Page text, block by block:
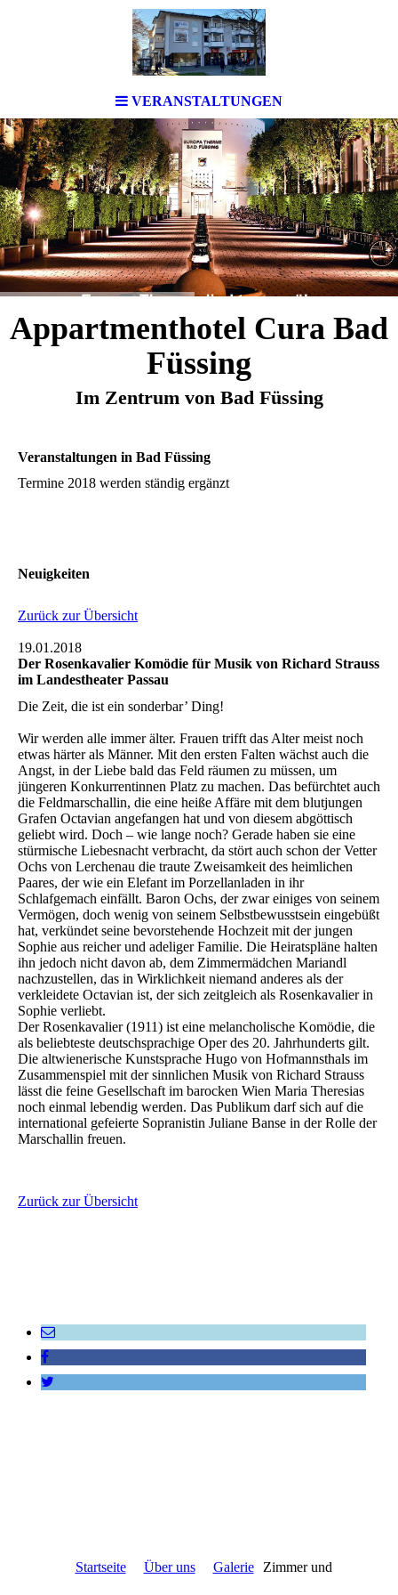
VERANSTALTUNGEN
Appartmenthotel Cura Bad
Füssing
Im Zentrum von Bad Füssing
Veranstaltungen in Bad Füssing
Termine 2018 werden ständig ergänzt
Neuigkeiten
Zurück zur Übersicht
19.01.2018
Der Rosenkavalier Komödie für Musik von Richard Strauss
im Landestheater Passau
Die Zeit, die ist ein sonderbar’ Ding!
Wir werden alle immer älter. Frauen trifft das Alter meist noch
etwas härter als Männer. Mit den ersten Falten wächst auch die
Angst, in der Liebe bald das Feld räumen zu müssen, um
jüngeren Konkurrentinnen Platz zu machen. Das befürchtet auch
die Feldmarschallin, die eine heiße Affäre mit dem blutjungen
Grafen Octavian angefangen hat und von diesem abgöttisch
geliebt wird. Doch – wie lange noch? Gerade haben sie eine
stürmische Liebesnacht verbracht, da stört auch schon der Vetter
Ochs von Lerchenau die traute Zweisamkeit des heimlichen
Paares, der wie ein Elefant im Porzellanladen in ihr
Schlafgemach einfällt. Baron Ochs, der zwar einiges von seinem
Vermögen, doch wenig von seinem Selbstbewusstsein eingebüßt
hat, verkündet seine bevorstehende Hochzeit mit der jungen
Sophie aus reicher und adeliger Familie. Die Heiratspläne halten
ihn jedoch nicht davon ab, dem Zimmermädchen Mariandl
nachzustellen, das in Wirklichkeit niemand anderes als der
verkleidete Octavian ist, der sich zeitgleich als Rosenkavalier in
Sophie verliebt.
Der Rosenkavalier (1911) ist eine melancholische Komödie, die
als beliebteste deutschsprachige Oper des 20. Jahrhunderts gilt.
Die altwienerische Kunstsprache Hugo von Hofmannsthals im
Zusammenspiel mit der sinnlichen Musik von Richard Strauss
lässt die feine Gesellschaft im barocken Wien Maria Theresias
noch einmal lebendig werden. Das Publikum darf sich auf die
international gefeierte Sopranistin Juliane Banse in der Rolle der
Marschallin freuen.
Zurück zur Übersicht
Startseite Über uns Galerie Zimmer und